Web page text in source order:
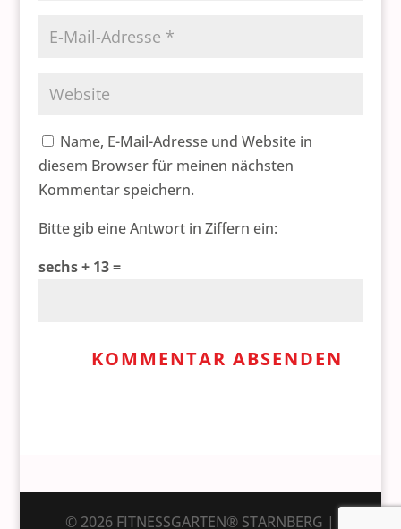
Name, E-Mail-Adresse und Website in
diesem Browser für meinen nächsten
Kommentar speichern.
Bitte gib eine Antwort in Ziffern ein:
sechs + 13 =
© 2026 FITNESSGARTEN® STARNBERG |